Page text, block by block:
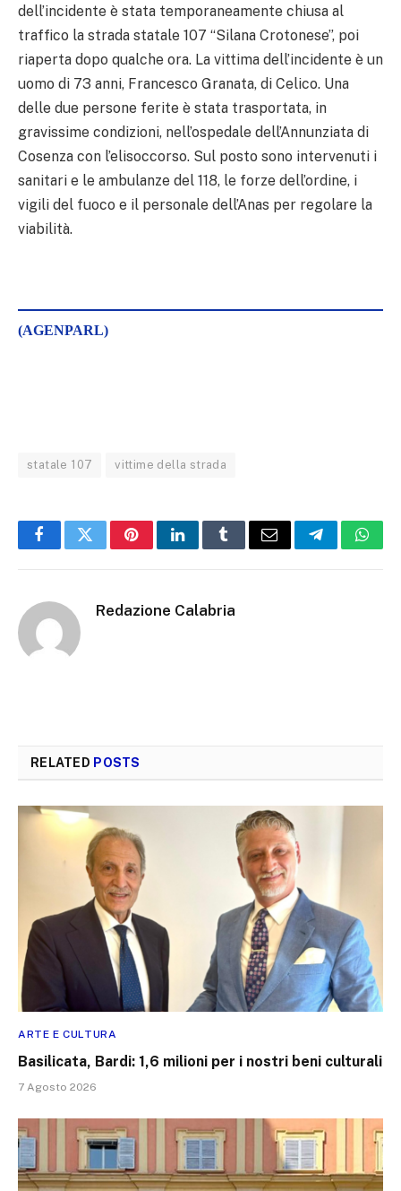
dell’incidente è stata temporaneamente chiusa al
traffico la strada statale 107 “Silana Crotonese”, poi
riaperta dopo qualche ora. La vittima dell’incidente è un
uomo di 73 anni, Francesco Granata, di Celico. Una
delle due persone ferite è stata trasportata, in
gravissime condizioni, nell’ospedale dell’Annunziata di
Cosenza con l’elisoccorso. Sul posto sono intervenuti i
sanitari e le ambulanze del 118, le forze dell’ordine, i
vigili del fuoco e il personale dell’Anas per regolare la
viabilità.
(AGENPARL)
statale 107 vittime della strada
FacebookTwitterPinterestLinkedInTumblrEmail Telegram
Redazione Calabria
RELATED POSTS
ARTE E CULTURA
Basilicata, Bardi: 1,6 milioni per i nostri beni culturali
7 Agosto 2026